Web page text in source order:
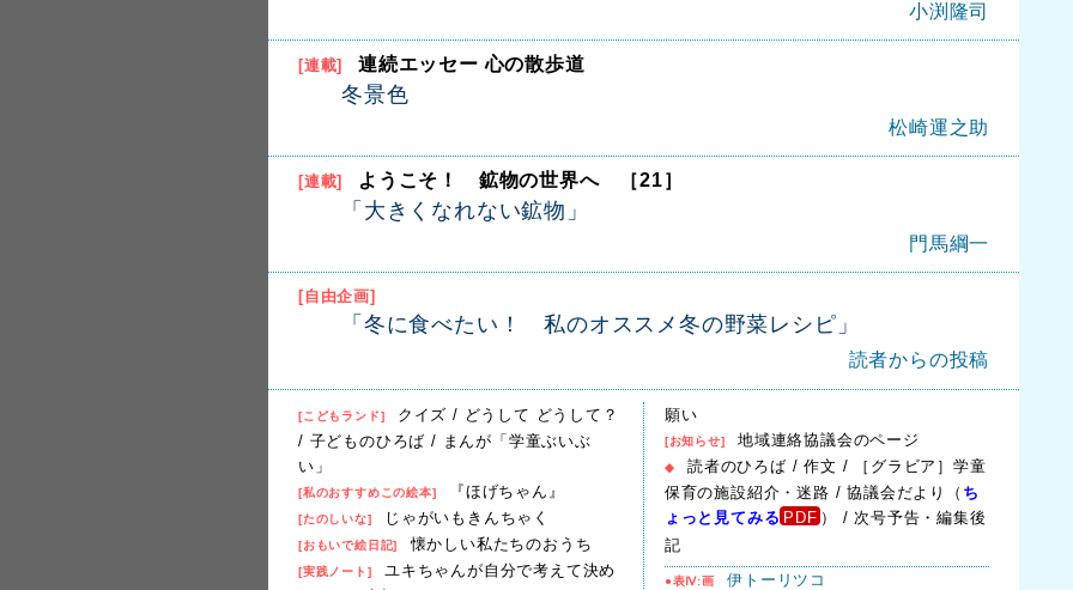
小渕隆司
[連載] 連続エッセー 心の散歩道
冬景色
松崎運之助
[連載] ようこそ！ 鉱物の世界へ ［21］
「大きくなれない鉱物」
門馬綱一
[自由企画]
「冬に食べたい！ 私のオススメ冬の野菜レシピ」
読者からの投稿
[こどもランド]
クイズ / どうして どうして？
/ 子どものひろば / まんが「学童ぶいぶ
い」
[私のおすすめこの絵本] 『ほげちゃん』
[たのしいな] じゃがいもきんちゃく
[おもいで絵日記] 懐かしい私たちのおうち
[実践ノート]
ユキちゃんが自分で考えて決め
願い
[お知らせ] 地域連絡協議会のページ
◆
読者のひろば / 作文 / ［グラビア］学童
保育の施設紹介・迷路 / 協議会だより（ ち
ょっと見てみる
） / 次号予告・編集後
記
●表Ⅳ:画 伊トーリツコ